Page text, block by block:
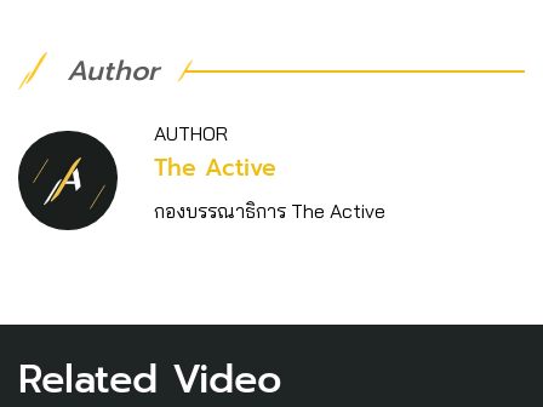
Author
AUTHOR
The Active
กองบรรณาธิการ The Active
Related Video